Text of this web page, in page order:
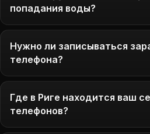
попадания воды?
Нужно ли записываться
телефона?
Где в Риге находится ваш
телефонов?